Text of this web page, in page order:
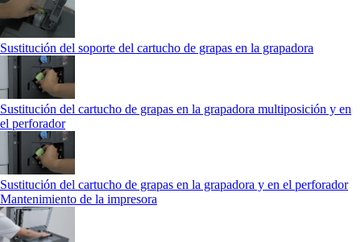
Sustitución del soporte del cartucho de grapas en la grapadora
Sustitución del cartucho de grapas en la grapadora multiposición y en
el perforador
Sustitución del cartucho de grapas en la grapadora y en el perforador
Mantenimiento de la impresora